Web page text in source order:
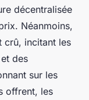
décentralisée
Néanmoins,
crû, incitant les
des
sur les
offrent, les